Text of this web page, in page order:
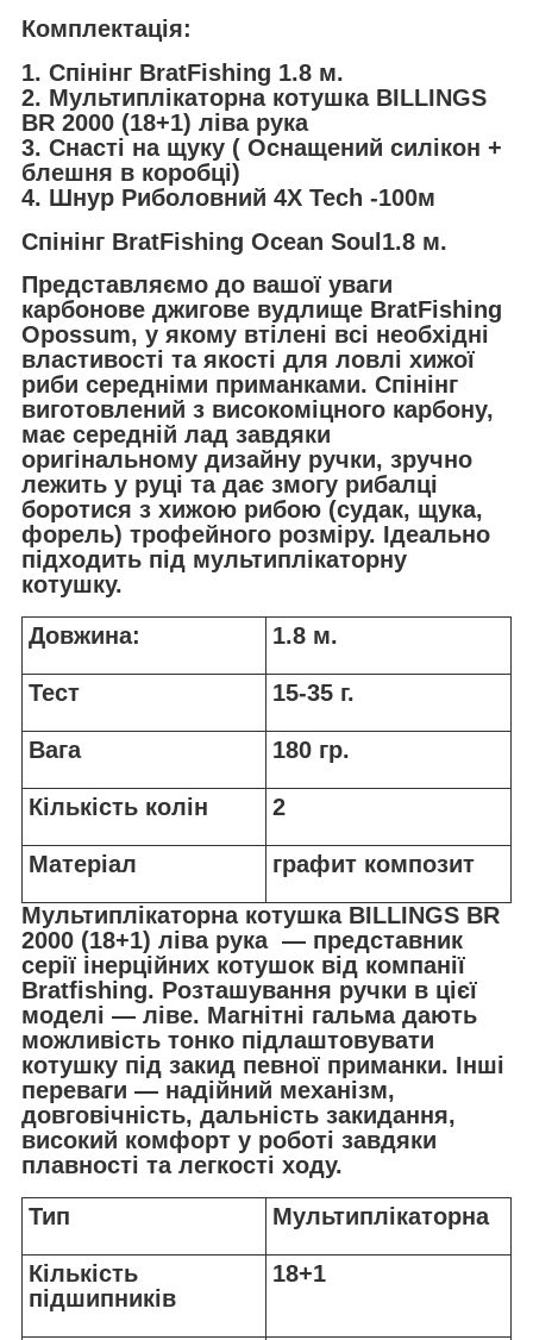
Комплектація:
1. Спінінг BratFishing 1.8 м.
2. Мультиплікаторна котушка BILLINGS
BR 2000 (18+1) ліва рука
3. Снасті на щуку ( Оснащений силікон +
блешня в коробці)
4. Шнур Риболовний 4X Tech -100м
Спінінг BratFishing Ocean Soul1.8 м.
Представляємо до вашої уваги
карбонове джигове вудлище BratFishing
Opossum, у якому втілені всі необхідні
властивості та якості для ловлі хижої
риби середніми приманками. Спінінг
виготовлений з високоміцного карбону,
має середній лад завдяки
оригінальному дизайну ручки, зручно
лежить у руці та дає змогу рибалці
боротися з хижою рибою (судак, щука,
форель) трофейного розміру. Ідеально
підходить під мультиплікаторну
котушку.
Довжина:
1.8 м.
Тест 15-35 г.
Вага 180 гр.
Кількість колін 2
Матеріал
графит композит
Мультиплікаторна котушка BILLINGS BR
2000 (18+1) ліва рука — представник
серії інерційних котушок від компанії
Bratfishing. Розташування ручки в цієї
моделі — ліве. Магнітні гальма дають
можливість тонко підлаштовувати
котушку під закид певної приманки. Інші
переваги — надійний механізм,
довговічність, дальність закидання,
високий комфорт у роботі завдяки
плавності та легкості ходу.
Тип
Мультиплікаторна
Кількість
підшипників
18+1